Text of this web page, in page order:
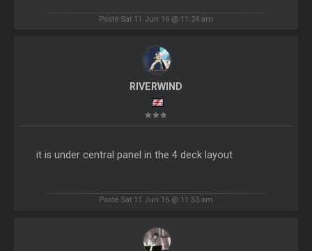
Posté Sat 11 Jun 16 @ 11:24 am
RIVERWIND
it is under central panel in the 4 deck layout
Posté Sat 11 Jun 16 @ 11:53 am